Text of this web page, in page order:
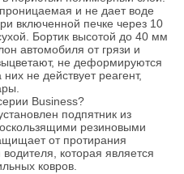
и не дает воде
включенной печке через 10
Бортик высотой до 40 мм
автомобиля от грязи и
не деформируются
не действует реагент,
Business?
подпятник из
резиновыми
от протирания
водителя, которая является
ковров.